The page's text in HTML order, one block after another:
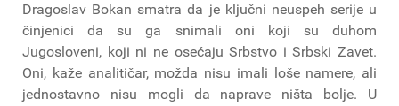
Dragoslav Bokan smatra da je ključni neuspeh serije u
činjenici da su ga snimali oni koji su duhom
Jugosloveni, koji ni ne osećaju Srbstvo i Srbski Zavet.
Oni, kaže analitičar, možda nisu imali loše namere, ali
jednostavno nisu mogli da naprave ništa bolje. U